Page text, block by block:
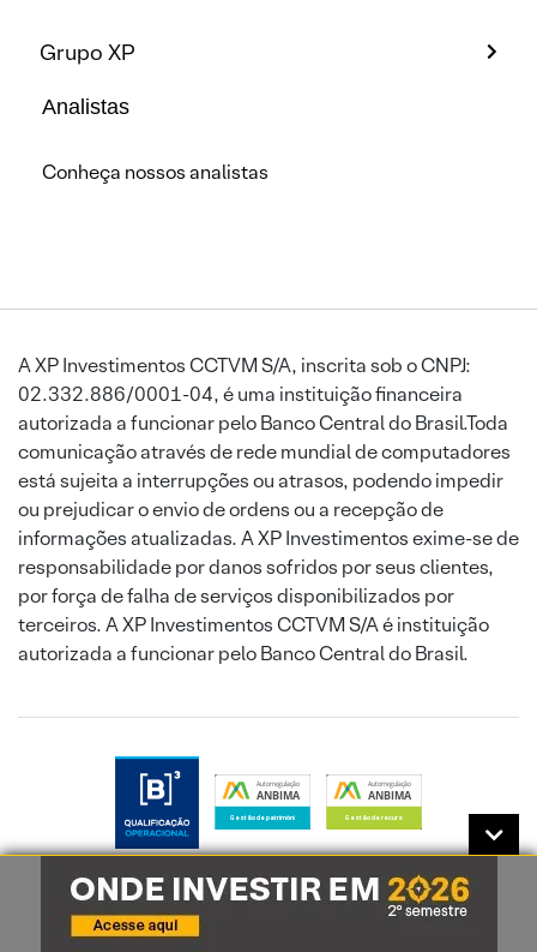
Grupo XP
Analistas
Conheça nossos analistas
A XP Investimentos CCTVM S/A, inscrita sob o CNPJ:
02.332.886/0001-04, é uma instituição financeira
autorizada a funcionar pelo Banco Central do Brasil.Toda
comunicação através de rede mundial de computadores
está sujeita a interrupções ou atrasos, podendo impedir
ou prejudicar o envio de ordens ou a recepção de
informações atualizadas. A XP Investimentos exime-se de
responsabilidade por danos sofridos por seus clientes,
por força de falha de serviços disponibilizados por
terceiros. A XP Investimentos CCTVM S/A é instituição
autorizada a funcionar pelo Banco Central do Brasil.